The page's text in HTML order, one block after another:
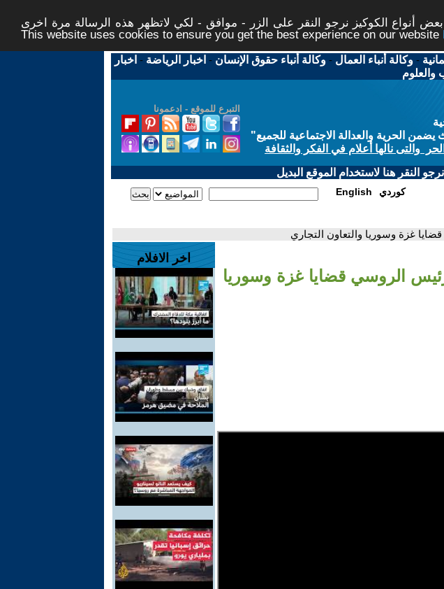
أنواع الكوكيز نرجو النقر على الزر - موافق - لكي لاتظهر هذه الرسالة مرة اخرى -
This website uses cookies to ensure you get the best experience on our website
-وكالة أنباء العمال -وكالة أنباء حقوق الإنسان - اخبار الرياضة - اخبار
والعلوم
التبرع للموقع - ادعمونا
الحرية والعدالة الاجتماعية للجميع"
والتى نالها أعلام في الفكر والثقافة
النقر هنا لاستخدام الموقع البديل
English كوردي
غزة وسوريا والتعاون التجاري
الروسي قضايا غزة وسوريا
اخر الافلام